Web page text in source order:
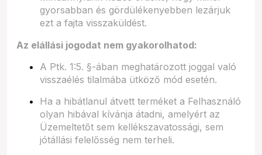
gyorsabban és gördülékenyebben lezárjuk
ezt a fajta visszaküldést.
Az elállási jogodat nem gyakorolhatod:
A Ptk. 1:5. §-ában meghatározott joggal való
visszaélés tilalmába ütköző mód esetén.
Ha a hibátlanul átvett terméket a Felhasználó
olyan hibával kívánja átadni, amelyért az
Üzemeltetőt sem kellékszavatossági, sem
jótállási felelősség nem terheli.